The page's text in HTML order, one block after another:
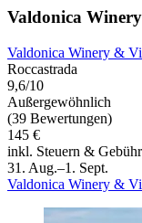
Valdonica
Valdonica Winery &
Roccastrada
9,6/10
Außergewöhnlich
(39 Bewertungen)
145 €
inkl. Steuern &
31. Aug.–1. Sept.
Valdonica Winery &